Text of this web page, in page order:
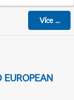
Více...
EUROPEAN